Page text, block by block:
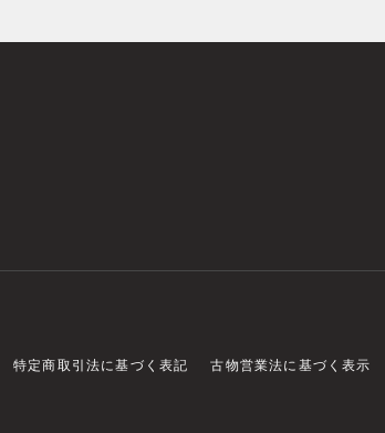
特定商取引法に基づく表記 古物営業法に基づく表示